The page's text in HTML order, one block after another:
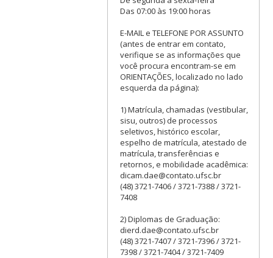
Das 07:00 às 19:00 horas
E-MAIL e TELEFONE POR ASSUNTO
(antes de entrar em contato,
verifique se as informações que
você procura encontram-se em
ORIENTAÇÕES, localizado no lado
esquerda da página):
1) Matrícula, chamadas (vestibular,
sisu, outros) de processos
seletivos, histórico escolar,
espelho de matrícula, atestado de
matrícula, transferências e
retornos, e mobilidade acadêmica:
dicam.dae@contato.ufsc.br
(48) 3721-7406 / 3721-7388 / 3721-
7408
2) Diplomas de Graduação:
dierd.dae@contato.ufsc.br
(48) 3721-7407 / 3721-7396 / 3721-
7398 / 3721-7404 / 3721-7409